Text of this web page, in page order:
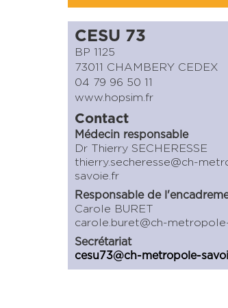
CESU 73
BP 1125
73011 CHAMBERY CEDEX
04 79 96 50 11
www.hopsim.fr
Contact
Médecin responsable
Dr Thierry SECHERESSE
thierry.secheresse@ch-
savoie.fr
Responsable de
Carole BURET
carole.buret@ch-
Secrétariat
cesu73@ch-metropole-